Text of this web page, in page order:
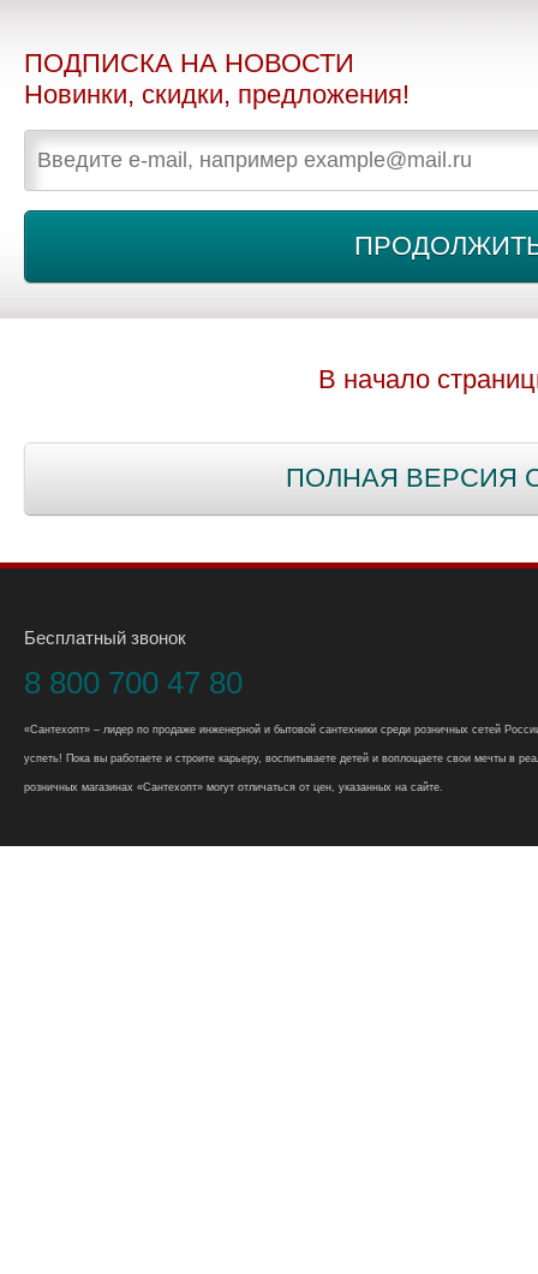
ПОДПИСКА НА НОВОСТИ
Новинки, скидки, предложения!
В начало
ПОЛНАЯ ВЕРСИЯ
Бесплатный звонок
8 800 700 47 80
«Сантехопт» – лидер по продаже инженерной и бытовой сантехники среди розничных сетей
успеть! Пока вы работаете и строите карьеру, воспитываете детей и воплощаете свои мечты в
розничных магазинах «Сантехопт» могут отличаться от цен, указанных на сайте.